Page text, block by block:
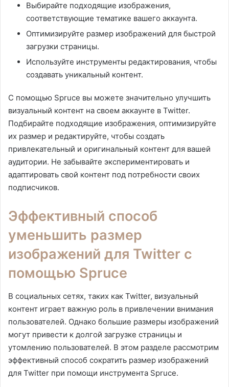
Выбирайте подходящие изображения,
соответствующие тематике вашего аккаунта.
Оптимизируйте размер изображений для быстрой
загрузки страницы.
Используйте инструменты редактирования, чтобы
создавать уникальный контент.
С помощью Spruce вы можете значительно улучшить
визуальный контент на своем аккаунте в Twitter.
Подбирайте подходящие изображения, оптимизируйте
их размер и редактируйте, чтобы создать
привлекательный и оригинальный контент для вашей
аудитории. Не забывайте экспериментировать и
адаптировать свой контент под потребности своих
подписчиков.
Эффективный способ
уменьшить размер
изображений для Twitter с
помощью Spruce
В социальных сетях, таких как Twitter, визуальный
контент играет важную роль в привлечении внимания
пользователей. Однако большие размеры изображений
могут привести к долгой загрузке страницы и
утомлению пользователей. В этом разделе рассмотрим
эффективный способ сократить размер изображений
для Twitter при помощи инструмента Spruce.